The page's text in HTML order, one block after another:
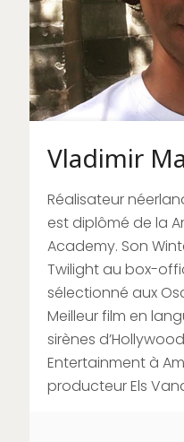
Vladimir
Réalisateur
est diplômé de la
Academy. Son
Twilight au box-
sélectionné aux
Meilleur film en
sirènes
Entertainment à
producteur Els